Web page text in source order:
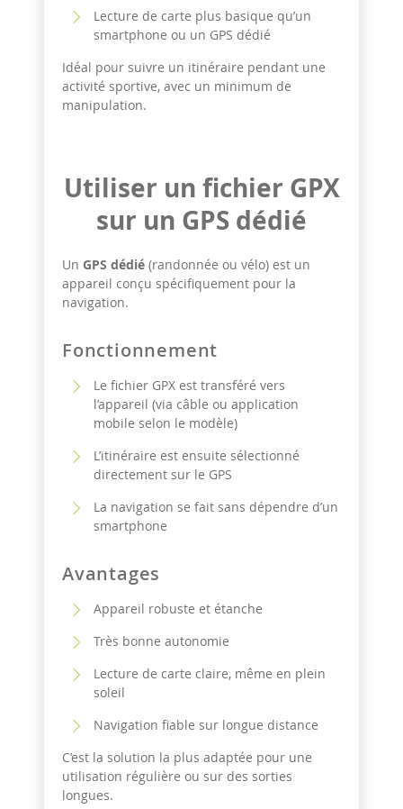
Lecture de carte plus basique qu’un
smartphone ou un GPS dédié
Idéal pour suivre un itinéraire pendant une
activité sportive, avec un minimum de
manipulation.
Utiliser un fichier GPX
sur un GPS dédié
Un GPS dédié (randonnée ou vélo) est un
appareil conçu spécifiquement pour la
navigation.
Fonctionnement
Le fichier GPX est transféré vers
l’appareil (via câble ou application
mobile selon le modèle)
L’itinéraire est ensuite sélectionné
directement sur le GPS
La navigation se fait sans dépendre d’un
smartphone
Avantages
Appareil robuste et étanche
Très bonne autonomie
Lecture de carte claire, même en plein
soleil
Navigation fiable sur longue distance
C’est la solution la plus adaptée pour une
utilisation régulière ou sur des sorties
longues.